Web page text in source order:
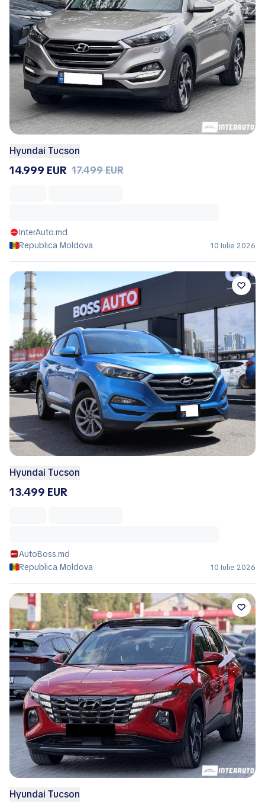
Hyundai Tucson
14.999 EUR 17.499 EUR
InterAuto.md
Republica Moldova
10 Iulie 2026
Hyundai Tucson
13.499 EUR
AutoBoss.md
Republica Moldova
10 Iulie 2026
Hyundai Tucson